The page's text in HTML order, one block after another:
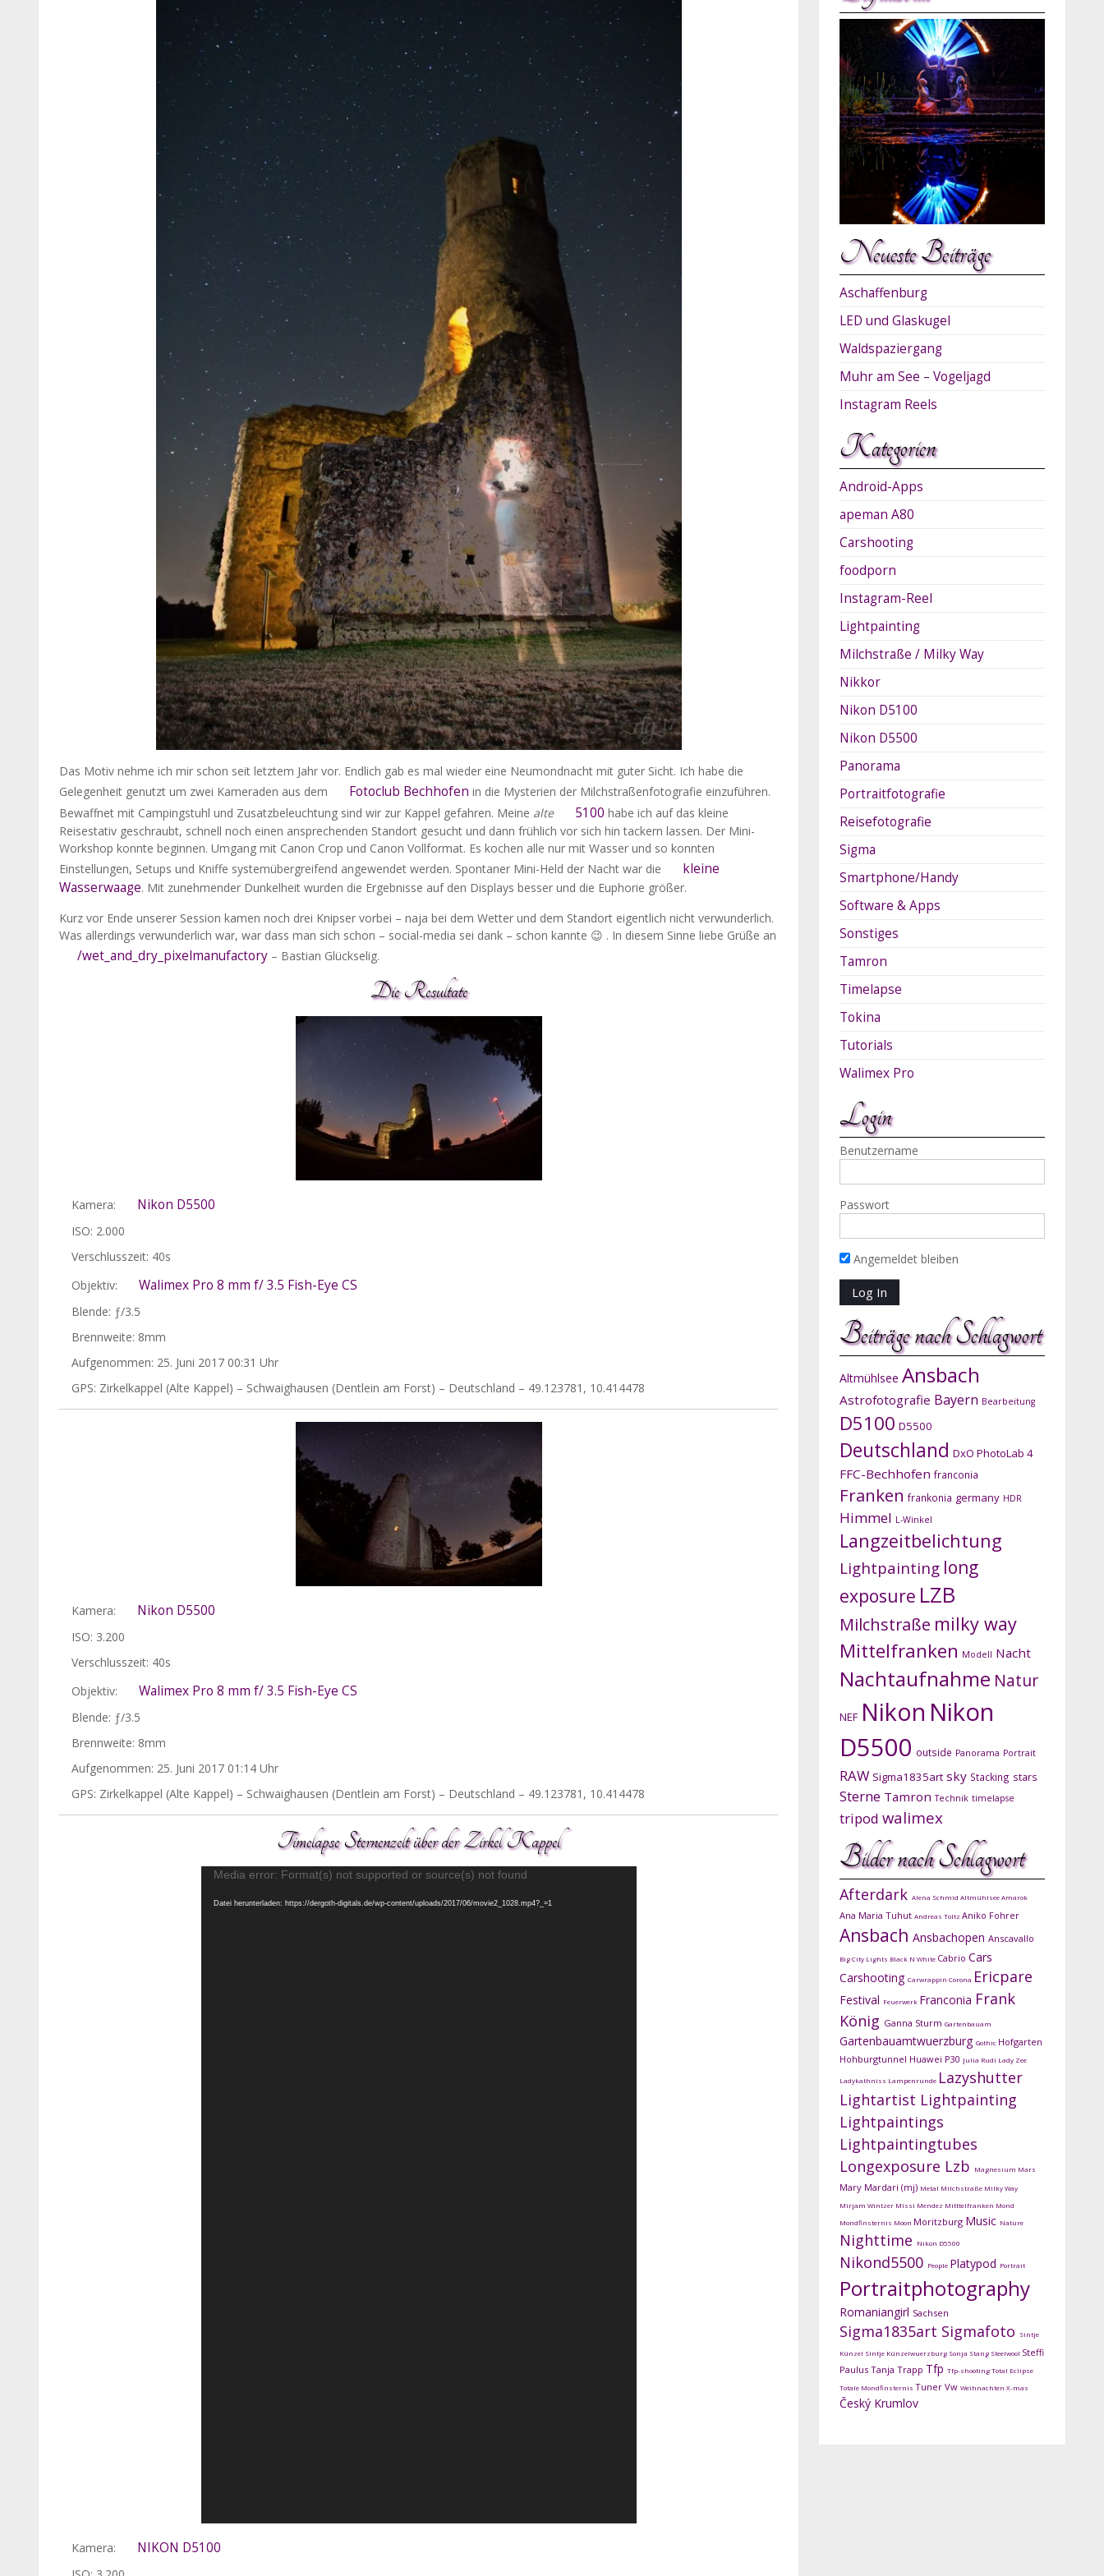
Das Motiv nehme ich mir schon seit letztem Jahr vor. Endlich gab es mal wieder eine Neumondnacht mit guter Sicht. Ich habe die
Gelegenheit genutzt um zwei Kameraden aus dem
Fotoclub Bechhofen in die Mysterien der Milchstraßenfotografie einzuführen.
Bewaffnet mit Campingstuhl und Zusatzbeleuchtung sind wir zur Kappel gefahren. Meine alte 5100 habe ich auf das kleine
Reisestativ geschraubt, schnell noch einen ansprechenden Standort gesucht und dann frühlich vor sich hin tackern lassen. Der Mini-
Workshop konnte beginnen. Umgang mit Canon Crop und Canon Vollformat. Es kochen alle nur mit Wasser und so konnten
Einstellungen, Setups und Kniffe systemübergreifend angewendet werden. Spontaner Mini-Held der Nacht war die
kleine
Wasserwaage. Mit zunehmender Dunkelheit wurden die Ergebnisse auf den Displays besser und die Euphorie größer.
Kurz vor Ende unserer Session kamen noch drei Knipser vorbei – naja bei dem Wetter und dem Standort eigentlich nicht verwunderlich.
Was allerdings verwunderlich war, war dass man sich schon – social-media sei dank – schon kannte 😉 . In diesem Sinne liebe Grüße an
/wet_and_dry_pixelmanufactory – Bastian Glückselig.
Die Resultate
Kamera: Nikon D5500
ISO: 2.000
Verschlusszeit: 40s
Objektiv:
Walimex Pro 8 mm f/ 3.5 Fish-Eye CS
Blende: ƒ/3.5
Brennweite: 8mm
Aufgenommen: 25. Juni 2017 00:31 Uhr
GPS: Zirkelkappel (Alte Kappel) – Schwaighausen (Dentlein am Forst) – Deutschland – 49.123781, 10.414478
Kamera: Nikon D5500
ISO: 3.200
Verschlusszeit: 40s
Objektiv:
Walimex Pro 8 mm f/ 3.5 Fish-Eye CS
Blende: ƒ/3.5
Brennweite: 8mm
Aufgenommen: 25. Juni 2017 01:14 Uhr
GPS: Zirkelkappel (Alte Kappel) – Schwaighausen (Dentlein am Forst) – Deutschland – 49.123781, 10.414478
Timelapse Sternenzelt über der Zirkel Kappel
Video-
Media error: Format(s) not supported or source(s) not found
Datei herunterladen: https://dergoth-digitals.de/wp-content/uploads/2017/06/movie2_1028.mp4?_=1
Kamera: NIKON D5100
Neueste Beiträge
Aschaffenburg
LED und Glaskugel
Waldspaziergang
Muhr am See – Vogeljagd
Instagram Reels
Kategorien
Android-Apps
apeman A80
Carshooting
foodporn
Instagram-Reel
Lightpainting
Milchstraße / Milky Way
Nikkor
Nikon D5100
Nikon D5500
Panorama
Portraitfotografie
Reisefotografie
Sigma
Smartphone/Handy
Software & Apps
Sonstiges
Tamron
Timelapse
Tokina
Tutorials
Walimex Pro
Login
Benutzername
Passwort
Angemeldet bleiben
Beiträge nach Schlagwort
Altmühlsee Ansbach
Astrofotografie Bayern Bearbeitung
D5100 D5500
Deutschland DxO PhotoLab 4
FFC-Bechhofen franconia
Franken frankonia germany HDR
Himmel L-Winkel
Langzeitbelichtung
Lightpainting long
exposure LZB
Milchstraße milky way
Mittelfranken Modell Nacht
Nachtaufnahme Natur
NEF Nikon Nikon
D5500 outside Panorama Portrait
RAW Sigma1835art sky Stacking stars
Sterne Tamron Technik timelapse
tripod walimex
Bilder nach Schlagwort
Afterdark Alena Schmid AltmühlseeAmarok
Ana Maria Tuhut Andreas Toltz Aniko Fohrer
Ansbach Ansbachopen Anscavallo
Big City Lights Black N White Cabrio Cars
Carshooting Carwrappin Corona Ericpare
Festival Feuerwerk Franconia Frank
König Ganna Sturm Gartenbauam
Gartenbauamtwuerzburg Gothic Hofgarten
Hohburgtunnel Huawei P30 Julia Rudi Lady Zee
Ladykathniss Lampenrunde Lazyshutter
Lightartist Lightpainting
Lightpaintings
Lightpaintingtubes
Longexposure Lzb Magnesium Mars
Mary Mardari (mj) Metal Milchstraße Milky Way
Mirjam Wintzer Missi Mendez Mitttelfranken Mond
Mondfinsternis Moon Moritzburg Music Nature
Nighttime Nikon D5500
Nikond5500 People Platypod Portrait
Portraitphotography
Romaniangirl Sachsen
Sigma1835art Sigmafoto Sintje
Künzel Sintje Künzelwuerzburg Sonja Stang Steelwool Steffi
Paulus Tanja Trapp Tfp Tfp-shootingTotal Eclipse
Totale Mondfinsternis Tuner Vw Weihnachten X-mas
Český Krumlov